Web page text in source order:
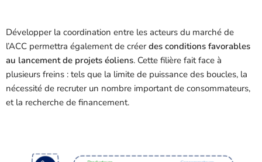
Développer la coordination entre les acteurs du marché de
l’ACC permettra également de créer des conditions favorables
au lancement de projets éoliens. Cette filière fait face à
plusieurs freins : tels que la limite de puissance des boucles, la
nécessité de recruter un nombre important de consommateurs,
et la recherche de financement.